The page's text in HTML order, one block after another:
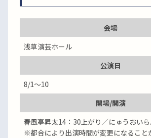
会場
浅草演芸ホール
公演日
8/1～10
開場/開演
春風亭昇太14：30上がり／にゅうおい
※都合により出演時間が変更になること